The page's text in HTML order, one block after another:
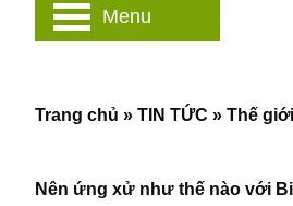
Nên ứng xử như thế nào với
Trang chủ » TIN TỨC » Thế
Menu